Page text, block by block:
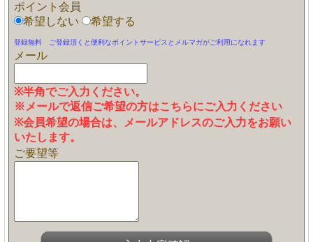
ポイント会員
希望しない
希望する
登録無料 ご登録頂くと便利なポイントサービスとメルマガがご利用になれます
メール
※半角でご入力ください。
※メールで返信ご希望の方はこちらにご入力ください
※会員希望の場合は、メールアドレスのご入力をお願い
いたします。
ご要望等